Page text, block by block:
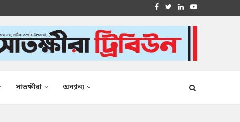
সাতক্ষীরা অন্যান্য